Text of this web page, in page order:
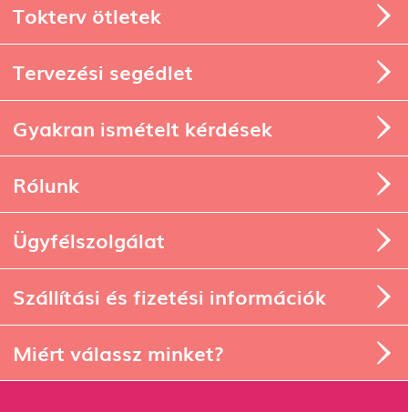
Tokterv ötletek
Tervezési segédlet
Gyakran ismételt kérdések
Rólunk
Ügyfélszolgálat
Szállítási és fizetési információk
Miért válassz minket?